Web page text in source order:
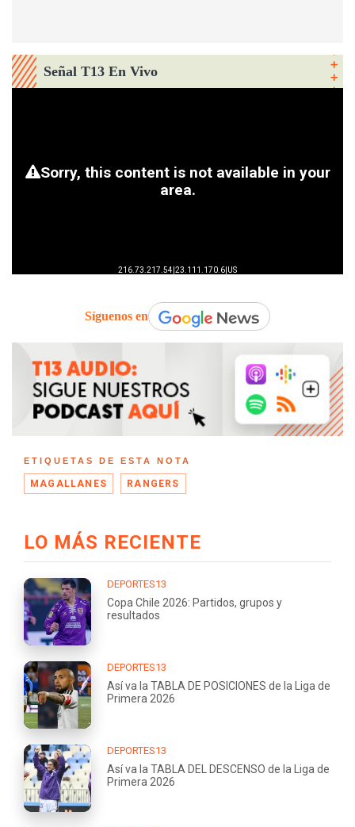
Señal T13 En Vivo
Síguenos en
ETIQUETAS DE ESTA NOTA
MAGALLANES RANGERS
LO MÁS RECIENTE
DEPORTES13
Copa Chile 2026: Partidos, grupos y
resultados
DEPORTES13
Así va la TABLA DE POSICIONES de la Liga de
Primera 2026
DEPORTES13
Así va la TABLA DEL DESCENSO de la Liga de
Primera 2026